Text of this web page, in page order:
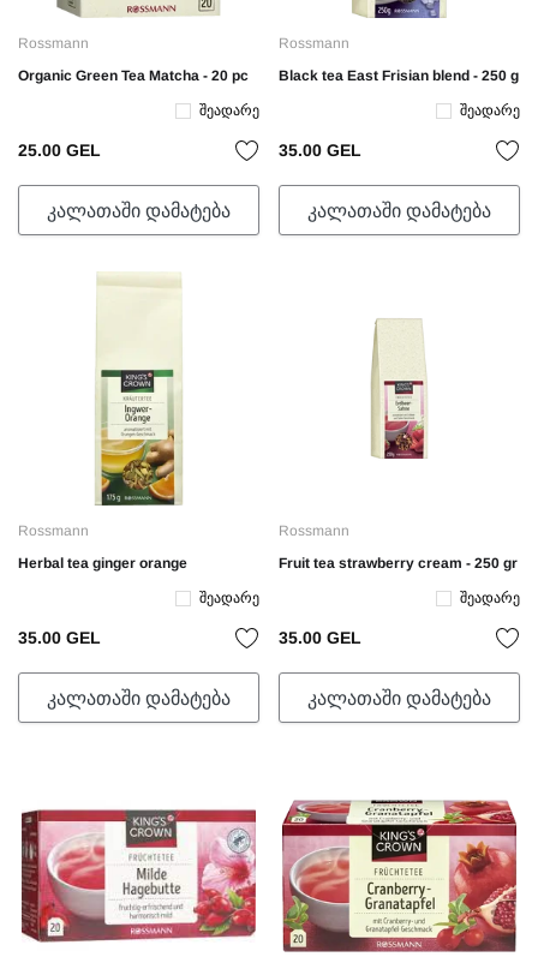
Rossmann
Organic Green Tea Matcha - 20 pc
Შეადარე
25.00 GEL
ᲙᲐᲚᲐᲗᲐᲨᲘ ᲓᲐᲛᲐᲢᲔᲑᲐ
Rossmann
Black tea East Frisian blend - 250 g
Შეადარე
35.00 GEL
ᲙᲐᲚᲐᲗᲐᲨᲘ ᲓᲐᲛᲐᲢᲔᲑᲐ
Rossmann
Herbal tea ginger orange
Შეადარე
35.00 GEL
ᲙᲐᲚᲐᲗᲐᲨᲘ ᲓᲐᲛᲐᲢᲔᲑᲐ
Rossmann
Fruit tea strawberry cream - 250 gr
Შეადარე
35.00 GEL
ᲙᲐᲚᲐᲗᲐᲨᲘ ᲓᲐᲛᲐᲢᲔᲑᲐ